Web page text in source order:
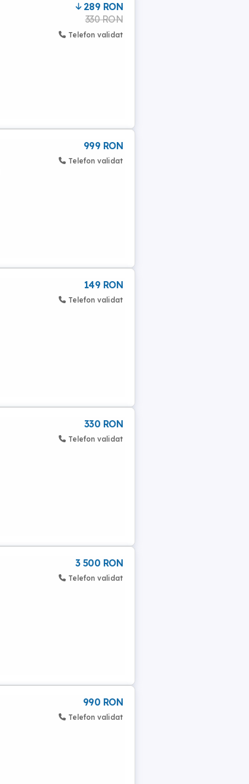
289 RON
330 RON
Telefon validat
999 RON
Telefon validat
149 RON
Telefon validat
330 RON
Telefon validat
3 500 RON
Telefon validat
990 RON
Telefon validat